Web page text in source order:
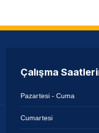
Çalışma
Pazartesi - Cuma
Cumartesi